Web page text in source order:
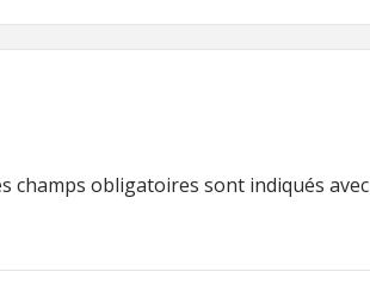
champs obligatoires sont indiqués avec